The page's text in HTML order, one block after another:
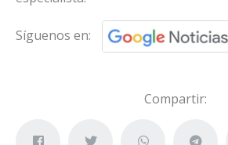
Síguenos en:
Compartir: